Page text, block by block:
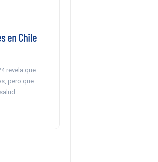
en Chile
revela que
pero que